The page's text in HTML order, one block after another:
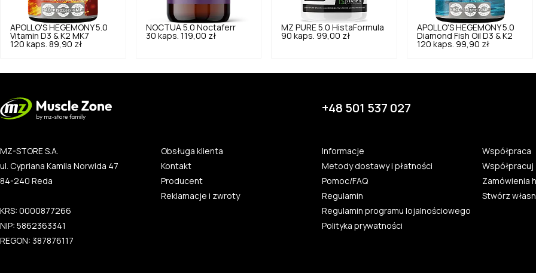
APOLLO'S HEGEMONY 5.0
Vitamin D3 & K2 MK7
120 kaps. 89,90 zł
NOCTUA 5.0 Noctaferr
30 kaps. 119,00 zł
MZ PURE 5.0 HistaFormula
90 kaps. 99,00 zł
APOLLO'S HEGEMONY 5.0
Diamond Fish Oil D3 & K2
120 kaps. 99,90 zł
+48 501 537 027
MZ-STORE S.A.
ul. Cypriana Kamila Norwida 47
84-240 Reda
KRS: 0000877266
NIP: 5862363341
REGON: 387876117
Obsługa klienta
Kontakt
Producent
Reklamacje i zwroty
Informacje
Metody dostawy i płatności
Pomoc/FAQ
Regulamin
Regulamin programu lojalnościowego
Polityka prywatności
Współpraca
Współpracuj
Zamówienia
Stwórz